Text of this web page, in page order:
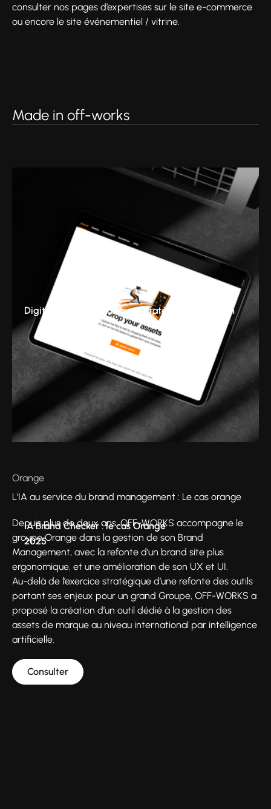
consulter nos pages d’expertises sur le site e-commerce
ou encore le site événementiel / vitrine.
Made in off-works
Digital & Tech Branding Stratégie Production
IA Brand Checker : le cas Orange
2025
Orange
L'IA au service du brand management : Le cas orange
Depuis plus de deux ans, OFF-WORKS accompagne le
groupe Orange dans la gestion de son Brand
Management, avec la refonte d’un brand site plus
ergonomique, et une amélioration de son UX et UI.
Au-delà de l’exercice stratégique d’une refonte des outils
portant ses enjeux pour un grand Groupe, OFF-WORKS a
proposé la création d’un outil dédié à la gestion des
assets de marque au niveau international par intelligence
artificielle.
Consulter